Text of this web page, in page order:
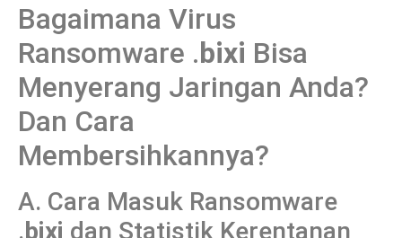
Bagaimana Virus
Ransomware .bixi Bisa
Menyerang Jaringan Anda?
Dan Cara
Membersihkannya?
A. Cara Masuk Ransomware
.bixi dan Statistik Kerentanan